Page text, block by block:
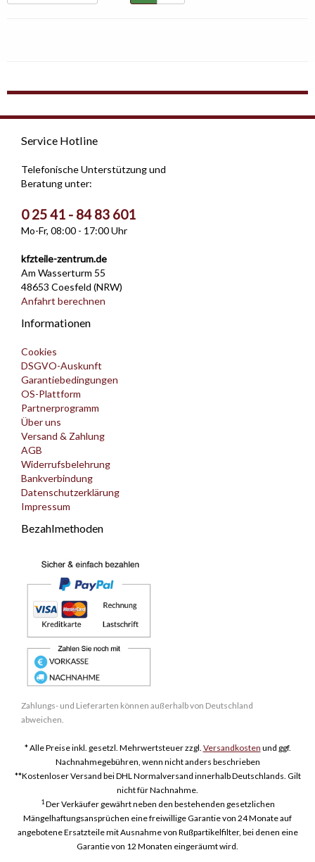
Service Hotline
Telefonische Unterstützung und
Beratung unter:
0 25 41 - 84 83 601
Mo-Fr, 08:00 - 17:00 Uhr
kfzteile-zentrum.de
Am Wasserturm 55
48653 Coesfeld (NRW)
Anfahrt berechnen
Informationen
Cookies
DSGVO-Auskunft
Garantiebedingungen
OS-Plattform
Partnerprogramm
Über uns
Versand & Zahlung
AGB
Widerrufsbelehrung
Bankverbindung
Datenschutzerklärung
Impressum
Bezahlmethoden
Zahlungs- und Lieferarten können außerhalb von Deutschland
abweichen.
* Alle Preise inkl. gesetzl. Mehrwertsteuer zzgl. Versandkosten und ggf.
Nachnahmegebühren, wenn nicht anders beschrieben
**Kostenloser Versand bei DHL Normalversand innerhalb Deutschlands. Gilt
nicht für Nachnahme.
1Der Verkäufer gewährt neben den bestehenden gesetzlichen
Mängelhaftungsansprüchen eine freiwillige Garantie von 24 Monate auf
angebotene Ersatzteile mit Ausnahme von Rußpartikelfilter, bei denen eine
Garantie von 12 Monaten eingeräumt wird.